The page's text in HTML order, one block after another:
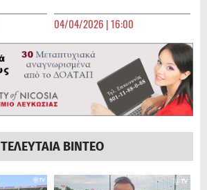
04/04/2026 | 16:00
ΤΕΛΕΥΤΑΙΑ ΒΙΝΤΕΟ